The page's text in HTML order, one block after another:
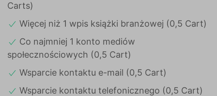
Carts)
Więcej niż 1 wpis książki branżowej (0,5 Cart)
Co najmniej 1 konto mediów
społecznościowych (0,5 Cart)
Wsparcie kontaktu e-mail (0,5 Cart)
Wsparcie kontaktu telefonicznego (0,5 Cart)